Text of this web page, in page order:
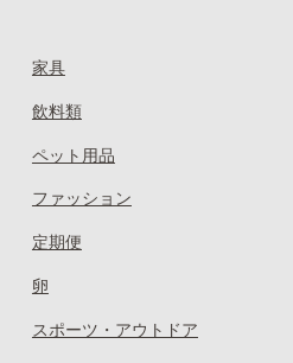
家具
飲料類
ペット用品
ファッション
定期便
卵
スポーツ・アウトドア